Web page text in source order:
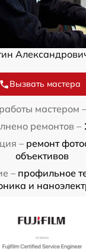
Вызвать мастера
мастером
ремонтов –
– ремонт
объективов
– профильное
и